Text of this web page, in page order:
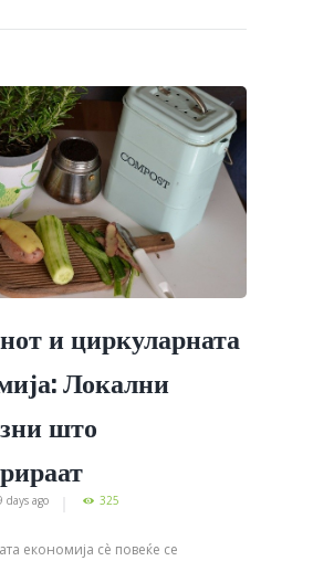
и циркуларната
Локални
што
days ago 325
економија сè повеќе се